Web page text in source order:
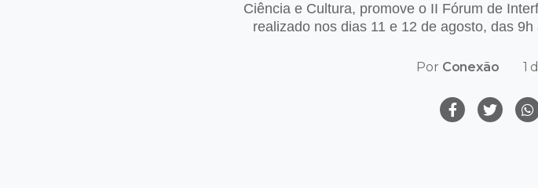
Ciência e Cultura, promove o II Fórum de
realizado nos dias 11 e 12 de agosto, das
Por Conexão 1